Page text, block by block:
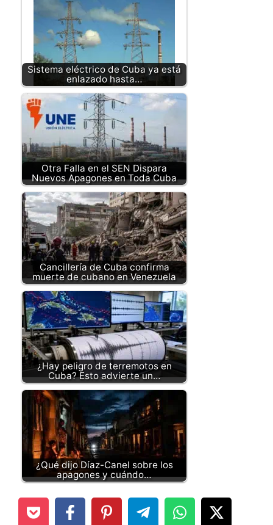
Sistema eléctrico de Cuba ya está
enlazado hasta…
Otra Falla en el SEN Dispara
Nuevos Apagones en Toda Cuba
Cancillería de Cuba confirma
muerte de cubano en Venezuela
¿Hay peligro de terremotos en
Cuba? Esto advierte un…
¿Qué dijo Díaz-Canel sobre los
apagones y cuándo…